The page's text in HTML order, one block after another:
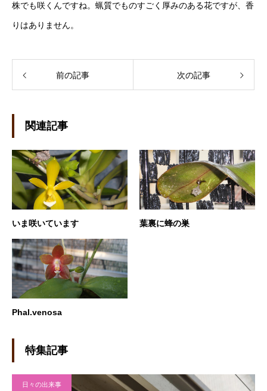
株でも咲くんですね。蝋質でものすごく厚みのある花ですが、香
りはありません。
前の記事 次の記事
関連記事
いま咲いています 葉裏に蜂の巣
Phal.venosa
特集記事
日々の出来事